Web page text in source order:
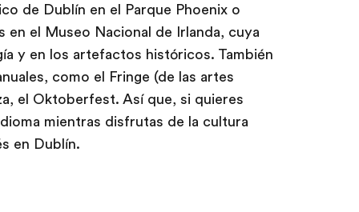
de Dublín en el Parque Phoenix o
el Museo Nacional de Irlanda, cuya
y en los artefactos históricos. También
como el Fringe (de las artes
el Oktoberfest. Así que, si quieres
mientras disfrutas de la cultura
en Dublín.